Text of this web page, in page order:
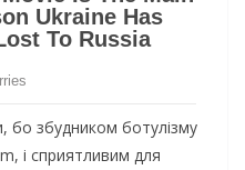
бо збудником ботулізму
і сприятливим для